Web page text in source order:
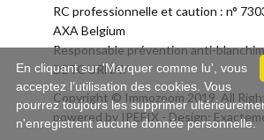
RC professionnelle et caution : n°
AXA Belgium
Responsable prévention anti-
DETOURNAY
Copyright © Immozoom 2019. All
powered by IPEFIX - Design:
En cliquant sur 'Marquer comme lu', vous
acceptez l’utilisation des cookies. Vous
pourrez toujours les supprimer
n'enregistrent aucune donnée personnelle.